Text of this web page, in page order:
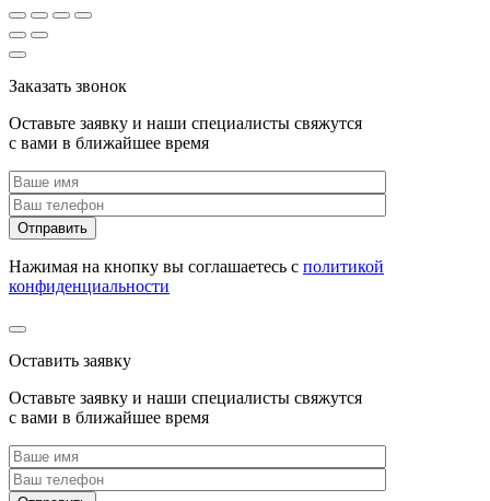
Заказать звонок
Оставьте заявку и наши специалисты свяжутся
с вами в ближайшее время
Нажимая на кнопку вы соглашаетесь с политикой
конфиденциальности
Оставить заявку
Оставьте заявку и наши специалисты свяжутся
с вами в ближайшее время